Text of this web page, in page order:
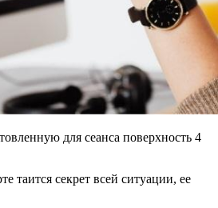
для сеанса поверхность 4
таится секрет всей ситуации, ее